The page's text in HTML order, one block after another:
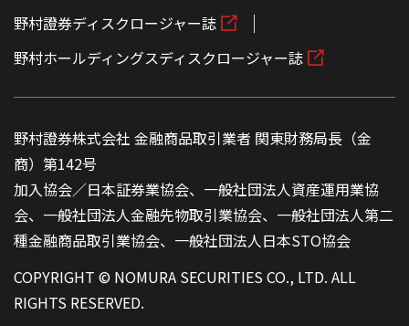
野村證券ディスクロージャー誌
野村ホールディングスディスクロージャー誌
野村證券株式会社 金融商品取引業者 関東財務局長（金
商）第142号
加入協会／日本証券業協会、一般社団法人資産運用業協
会、一般社団法人金融先物取引業協会、一般社団法人第二
種金融商品取引業協会、一般社団法人日本STO協会
COPYRIGHT © NOMURA SECURITIES CO., LTD. ALL
RIGHTS RESERVED.